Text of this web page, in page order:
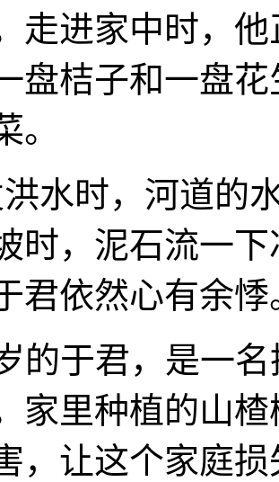
走进家中时，
盘桔子和一盘
。
时，河道的水
时，泥石流一
君依然心有余悸
于君，是一名
家里种植的山
，让这个家庭